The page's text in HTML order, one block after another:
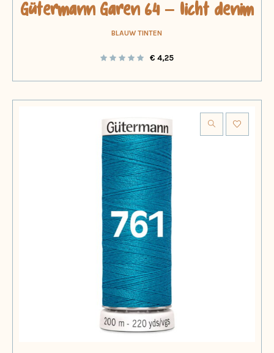
Gütermann Garen 64 – licht denim
BLAUW TINTEN
€ 4,25